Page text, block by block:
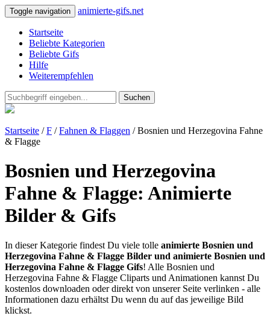
Toggle navigation animierte-gifs.net
Startseite
Beliebte Kategorien
Beliebte Gifs
Hilfe
Weiterempfehlen
Suchen
Startseite /F /Fahnen & Flaggen / Bosnien und Herzegovina Fahne
& Flagge
Bosnien und Herzegovina
Fahne & Flagge: Animierte
Bilder & Gifs
In dieser Kategorie findest Du viele tolle animierte Bosnien und
Herzegovina Fahne & Flagge Bilder und animierte Bosnien und
Herzegovina Fahne & Flagge Gifs! Alle Bosnien und
Herzegovina Fahne & Flagge Cliparts und Animationen kannst Du
kostenlos downloaden oder direkt von unserer Seite verlinken - alle
Informationen dazu erhältst Du wenn du auf das jeweilige Bild
klickst.